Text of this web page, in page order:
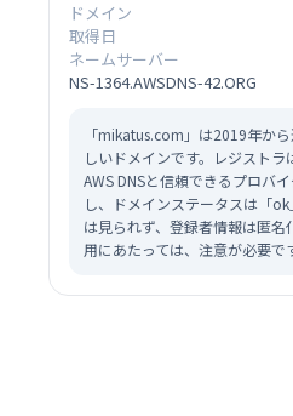
ドメイン
取得日
ネームサーバー
NS-1364.AWSDNS-42.ORG
「mikatus.com」は2019年か
しいドメインです。レジスト
AWS DNSと信頼できるプロバ
し、ドメインステータスは「
は見られず、登録者情報は匿
用にあたっては、注意が必要で